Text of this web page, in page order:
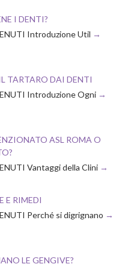
I DENTI?
Introduzione Util
TARTARO DAI DENTI
Introduzione Ogni
ASL ROMA O
Vantaggi della Clini
E RIMEDI
Perché si digrignano
LE GENGIVE?